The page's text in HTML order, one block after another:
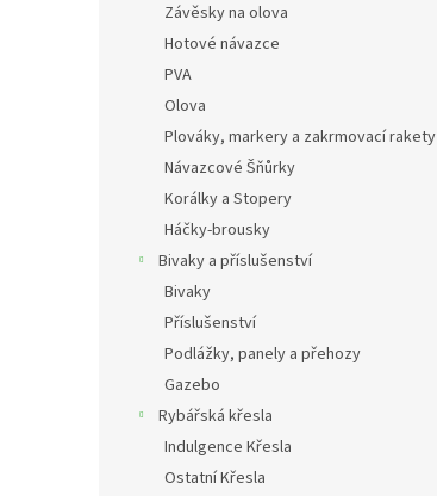
Závěsky na olova
Hotové návazce
PVA
Olova
Plováky, markery a zakrmovací rakety
Návazcové Šňůrky
Korálky a Stopery
Háčky-brousky
Bivaky a příslušenství
Bivaky
Příslušenství
Podlážky, panely a přehozy
Gazebo
Rybářská křesla
Indulgence Křesla
Ostatní Křesla